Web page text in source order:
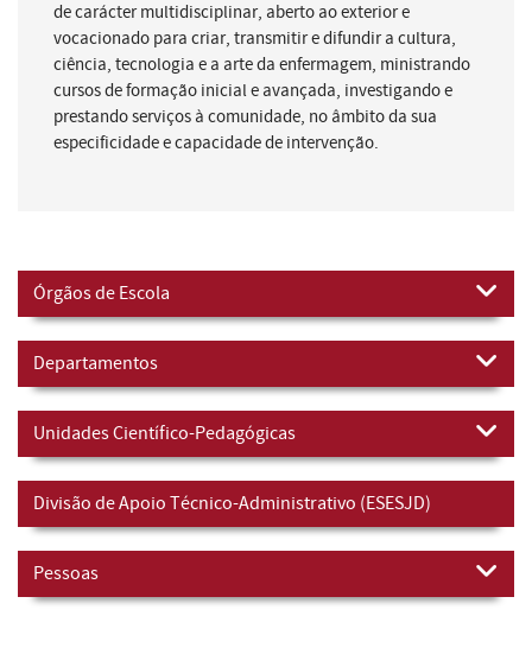
de carácter multidisciplinar, aberto ao exterior e
vocacionado para criar, transmitir e difundir a cultura,
ciência, tecnologia e a arte da enfermagem, ministrando
cursos de formação inicial e avançada, investigando e
prestando serviços à comunidade, no âmbito da sua
especificidade e capacidade de intervenção.
Órgãos de Escola
Departamentos
Unidades Científico-Pedagógicas
Divisão de Apoio Técnico-Administrativo (ESESJD)
Pessoas